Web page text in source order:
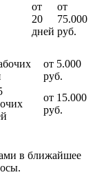
от
20
дней
от
75.000
руб.
от 5.000
руб.
от 15.000
руб.
в ближайшее